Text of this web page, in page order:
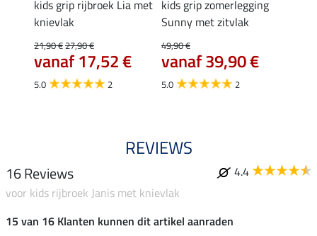
kids grip rijbroek Lia met
knievlak
21,90 €27,90 €
vanaf 17,52 €
5.0 2
kids grip zomerlegging
Sunny met zitvlak
49,90 €
vanaf 39,90 €
5.0 2
REVIEWS
16 Reviews
4.4
voor kids rijbroek Janis met knievlak
15 van 16 Klanten kunnen dit artikel aanraden